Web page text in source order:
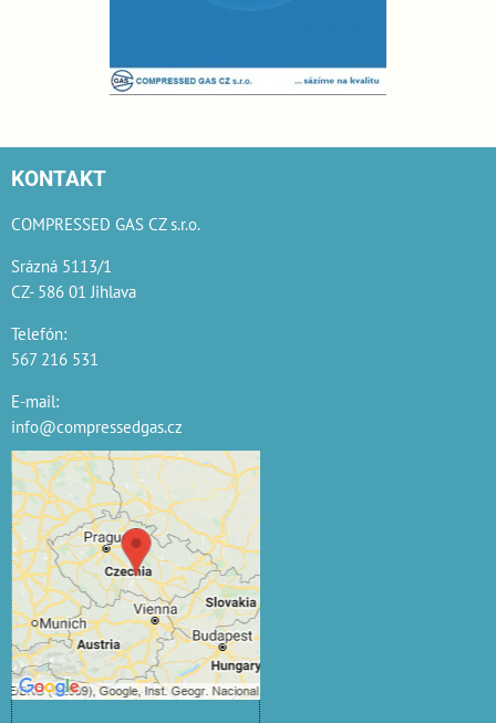
KONTAKT
COMPRESSED GAS CZ s.r.o.
Srázná 5113/1
CZ- 586 01 Jihlava
Telefón:
567 216 531
E-mail:
info@compressedgas.cz
Externí obsah je
blokován Volbami
soukromí
Přejete si načíst externí
obsah?
Povolit jednou